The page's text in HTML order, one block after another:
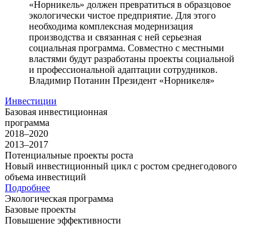
«Норникель» должен превратиться в образцовое
экологически чистое предприятие. Для этого
необходима комплексная модернизация
производства и связанная с ней серьезная
социальная программа. Совместно с местными
властями будут разработаны проекты социальной
и профессиональной адаптации сотрудников.
Владимир Потанин Президент «Норникеля»
Инвестиции
Базовая инвестиционная
программа
2018–2020
2013–2017
Потенциальные проекты роста
Новый инвестиционный цикл с ростом среднегодового
объема инвестиций
Подробнее
Экологическая программа
Базовые проекты
Повышение эффективности